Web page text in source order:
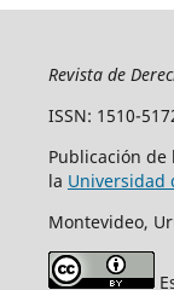
Revista de
ISSN: 1510-
Publicación de
la Universidad
Montevideo,